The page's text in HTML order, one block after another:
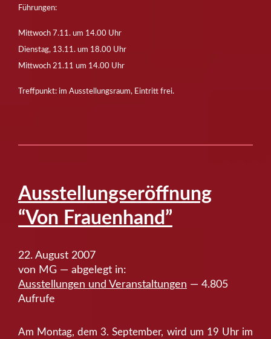
Führungen:
Mittwoch 7.11. um 14.00 Uhr
Dienstag, 13.11. um 18.00 Uhr
Mittwoch 21.11 um 14.00 Uhr
Treffpunkt: im Ausstellungsraum, Eintritt frei.
Ausstellungseröffnung
“Von Frauenhand”
22. August 2007
von MG — abgelegt in:
Ausstellungen und Veranstaltungen — 4.805
Aufrufe
Am Montag, dem 3. September, wird um 19 Uhr im